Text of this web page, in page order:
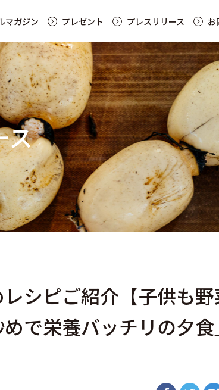
マガジン プレゼント プレスリリース お
ス
シピご紹介【子供も
で栄養バッチリの夕食